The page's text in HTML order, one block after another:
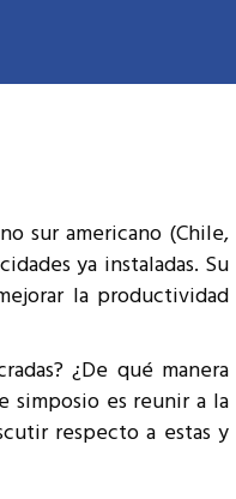
sur americano (Chile,
ya instaladas. Su
la productividad
¿De qué manera
simposio es reunir a la
respecto a estas y